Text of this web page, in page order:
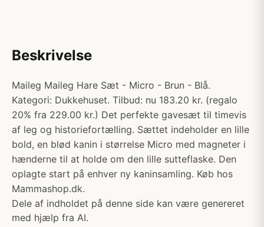
Beskrivelse
Maileg Maileg Hare Sæt - Micro - Brun - Blå.
Kategori: Dukkehuset. Tilbud: nu 183.20 kr. (regalo
20% fra 229.00 kr.) Det perfekte gavesæt til timevis
af leg og historiefortælling. Sættet indeholder en lille
bold, en blød kanin i størrelse Micro med magneter i
hænderne til at holde om den lille sutteflaske. Den
oplagte start på enhver ny kaninsamling. Køb hos
Mammashop.dk.
Dele af indholdet på denne side kan være genereret
med hjælp fra AI.